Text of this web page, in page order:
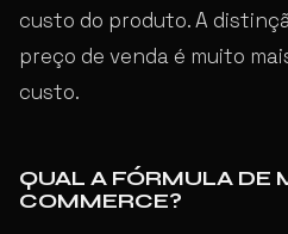
custo do produto. A
preço de venda é muito
custo.
QUAL A FÓRMULA DE
COMMERCE?